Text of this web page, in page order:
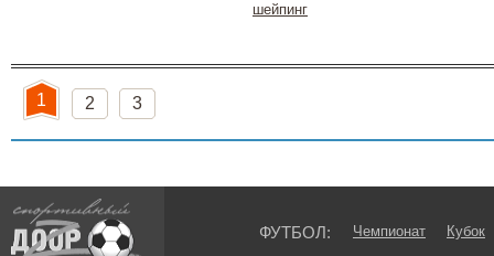
шейпинг
1 2 3
ФУТБОЛ: Чемпионат Кубок